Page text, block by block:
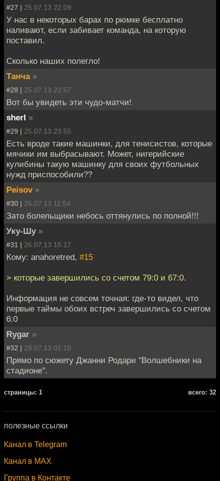
#27 | 25.07.13 22:09
У нас в некоторых барах по рюмке бесплатно
наливают, если забивает команда, на которую
поставил.
Сколько наших полегло!
Танча »
#28 | 25.07.13 22:57
Вот бы увидеть эти чудо-матчи!
sherl »
#29 | 25.07.13 23:55
Есть вроде такие машинки, для тенисистов, которые
мячики им выбрасывают. Может, нигерийские
кулибины такую машинку для своих футбольных
нужд приспособили??
Peisov »
#30 | 26.07.13 11:54
Зато болельщики небось оттянулись по полной!!!
Уку-Шу »
#31 | 26.07.13 15:17
Кому: anahoretred, #15
> которые завершились со счетом 79:0 и 67:0.
Информация не совсем точная: где-то видел, что
первые таймы обоих встреч завершились со счетом
6:0
Rygar »
#32 | 29.07.13 01:15
Прямо по сюжету Джанни Родари "Волшебники на
стадионе".
cтраницы: 1 всего: 32
полезные ссылки
Канал в Telegram
Канал в MAX
Группа в Контакте